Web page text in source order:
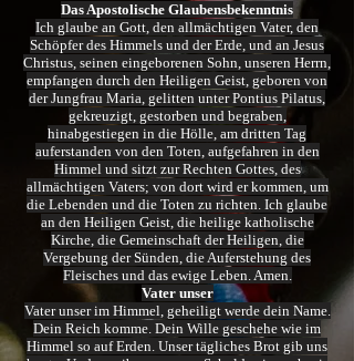
Das Apostolische Glaubensbekenntnis
Ich glaube an Gott, den allmächtigen Vater, den
Schöpfer des Himmels und der Erde, und an Jesus
Christus, seinen eingeborenen Sohn, unseren Herrn,
empfangen durch den Heiligen Geist, geboren von
der Jungfrau Maria, gelitten unter Pontius Pilatus,
gekreuzigt, gestorben und begraben,
hinabgestiegen in die Hölle, am dritten Tag
auferstanden von den Toten, aufgefahren in den
Himmel und sitzt zur Rechten Gottes, des
allmächtigen Vaters; von dort wird er kommen, um
die Lebenden und die Toten zu richten. Ich glaube
an den Heiligen Geist, die heilige katholische
Kirche, die Gemeinschaft der Heiligen, die
Vergebung der Sünden, die Auferstehung des
Fleisches und das ewige Leben. Amen.
Vater unser
Vater unser im Himmel, geheiligt werde dein Name.
Dein Reich komme. Dein Wille geschehe wie im
Himmel so auf Erden. Unser tägliches Brot gib uns